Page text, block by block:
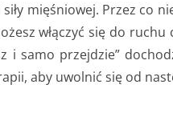
mięśniowej. Przez co
włączyć się do ruchu
samo przejdzie”
aby uwolnić się od